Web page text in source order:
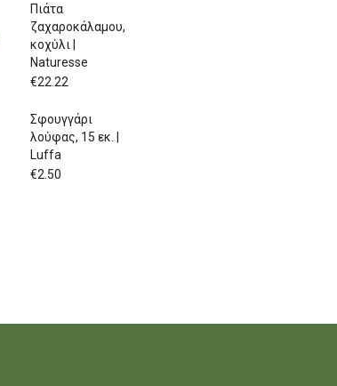
Πιάτα
ζαχαροκάλαμου,
κοχύλι |
Naturesse
€22.22
Σφουγγάρι
λούφας, 15 εκ. |
Luffa
€2.50